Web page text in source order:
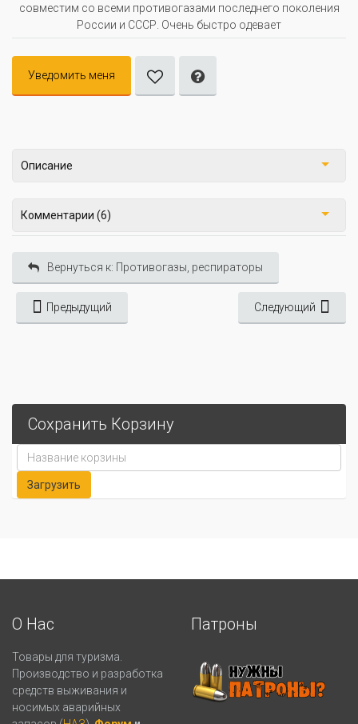
совместим со всеми противогазами последнего поколения
России и СССР. Очень быстро одевает
Уведомить меня
Описание
Комментарии (6)
Вернуться к: Противогазы, респираторы
Предыдущий Следующий
Сохранить Корзину
О Нас
Товары для туризма.
Производство и разработка
средств выживания и
носимых аварийных
Патроны